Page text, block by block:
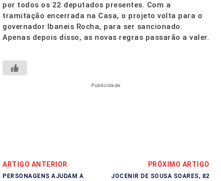
por todos os 22 deputados presentes. Com a
tramitação encerrada na Casa, o projeto volta para o
governador Ibaneis Rocha, para ser sancionado.
Apenas depois disso, as novas regras passarão a valer.
Publicidade
ARTIGO ANTERIOR
PERSONAGENS AJUDAM A
PRÓXIMO ARTIGO
JOCENIR DE SOUSA SOARES, 82